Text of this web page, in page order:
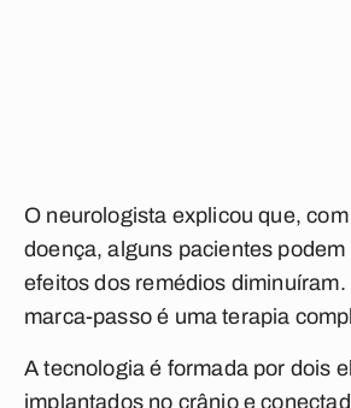
O neurologista explicou que,
doença, alguns pacientes
efeitos dos remédios diminuíram.
marca-passo é uma terapia
A tecnologia é formada por dois
implantados no crânio e